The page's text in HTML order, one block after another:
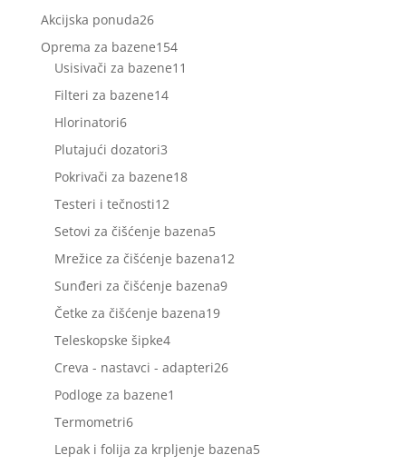
Akcijska ponuda2626
proizvoda
Oprema za bazene154154
proizvoda
Usisivači za bazene11
Filteri za bazene1414
Hlorinatori66
proizvoda
Plutajući dozatori33
proizvoda
Pokrivači za bazene1818
Testeri i tečnosti1212
proizvoda
Setovi za čišćenje bazena55
proizvoda
Mrežice za čišćenje bazena1212
Sunđeri za čišćenje bazena99
Četke za čišćenje bazena1919
Teleskopske šipke44
proizvoda
Creva - nastavci - adapteri2626
Podloge za bazene1
Termometri66
proizvoda
Lepak i folija za krpljenje bazena55